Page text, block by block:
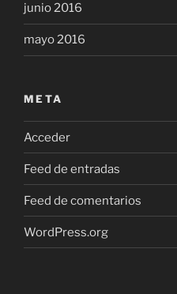
junio 2016
mayo 2016
META
Acceder
Feed de entradas
Feed de comentarios
WordPress.org